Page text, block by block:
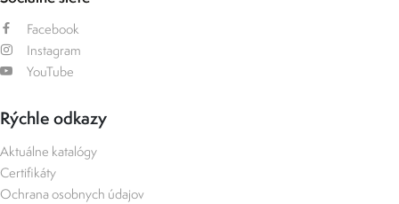
Facebook
Instagram
YouTube
Rýchle odkazy
Aktuálne katalógy
Certifikáty
Ochrana osobnych údajov